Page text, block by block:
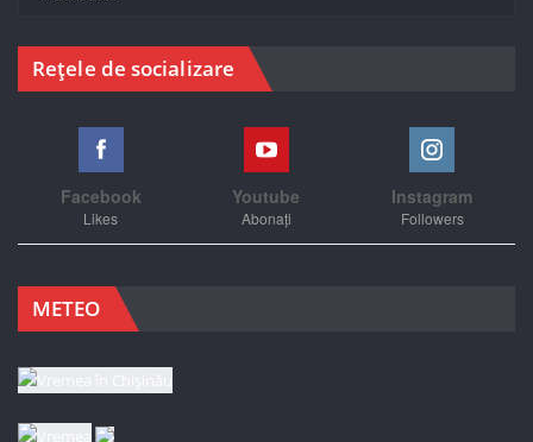
Rețele de socializare
Facebook
Likes
Youtube
Abonați
Instagram
Followers
METEO